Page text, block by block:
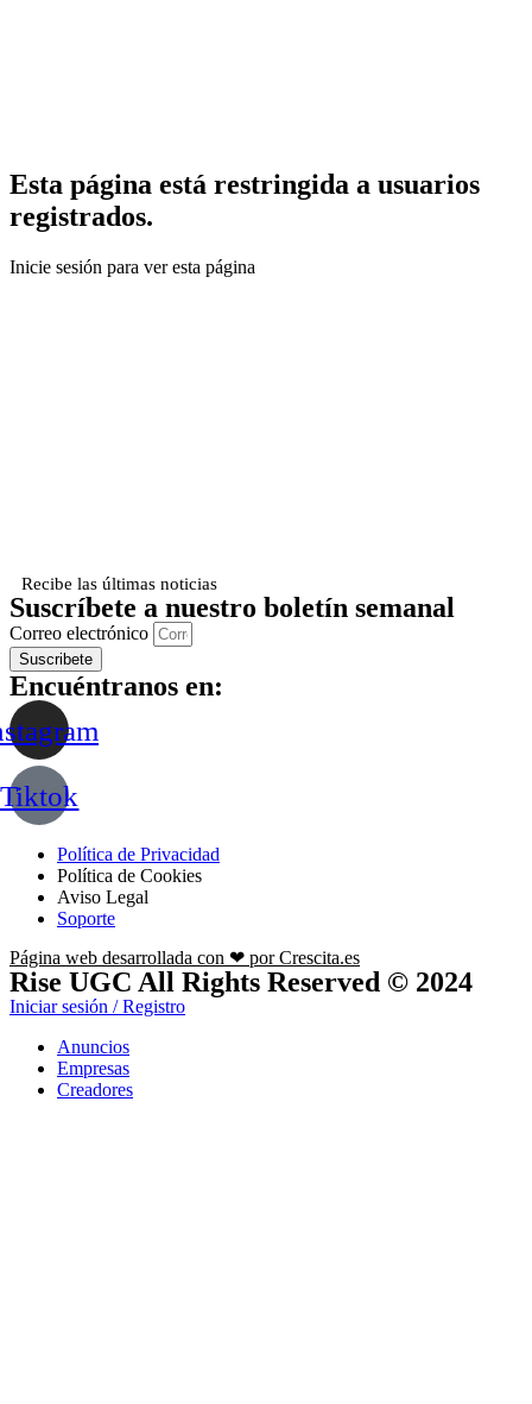
Esta página está restringida a usuarios
registrados.
Inicie sesión para ver esta página
Recibe las últimas noticias
Suscríbete a nuestro boletín semanal
Correo electrónico
Suscribete
Encuéntranos en:
Tiktok
Política de Privacidad
Política de Cookies
Aviso Legal
Soporte
Página web desarrollada con ❤ por Crescita.es
Rise UGC All Rights Reserved © 2024
Iniciar sesión / Registro
Anuncios
Empresas
Creadores